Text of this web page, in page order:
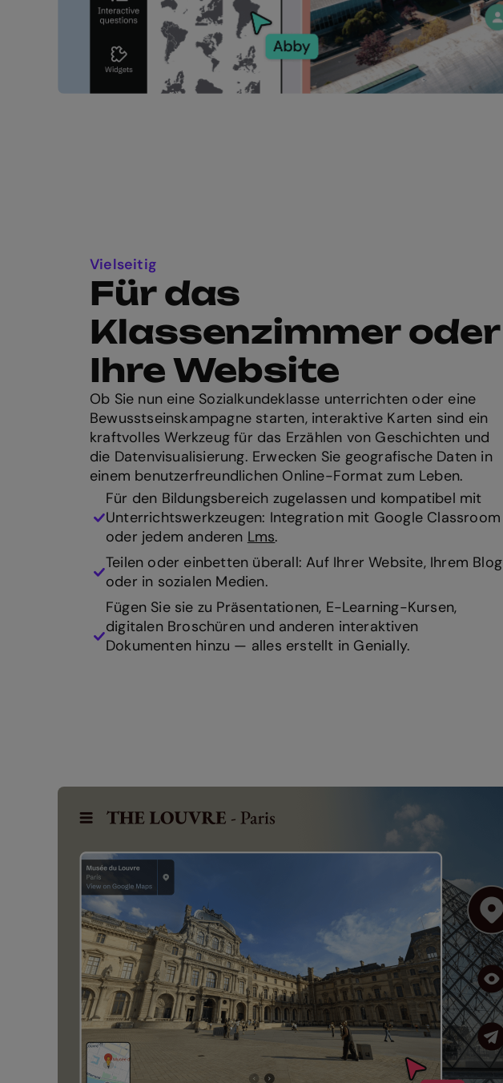
Vielseitig
Für das
Klassenzimmer oder
Ihre Website
Ob Sie nun eine Sozialkundeklasse unterrichten oder eine
Bewusstseinskampagne starten, interaktive Karten sind ein
kraftvolles Werkzeug für das Erzählen von Geschichten und
die Datenvisualisierung. Erwecken Sie geografische Daten in
einem benutzerfreundlichen Online-Format zum Leben.
Für den Bildungsbereich zugelassen und kompatibel mit
Unterrichtswerkzeugen: Integration mit Google Classroom
oder jedem anderen Lms.
Teilen oder einbetten überall: Auf Ihrer Website, Ihrem Blog
oder in sozialen Medien.
Fügen Sie sie zu Präsentationen, E-Learning-Kursen,
digitalen Broschüren und anderen interaktiven
Dokumenten hinzu — alles erstellt in Genially.